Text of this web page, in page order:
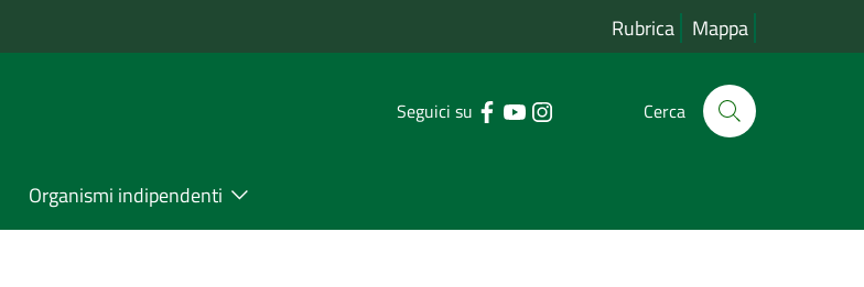
Rubrica Mappa
Seguici su Cerca
Organismi indipendenti